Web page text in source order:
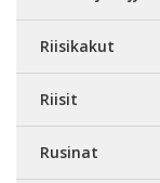
Riisikakut
Riisit
Rusinat